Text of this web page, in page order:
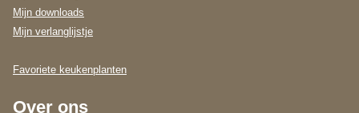
Mijn downloads
Mijn verlanglijstje
Favoriete keukenplanten
Over ons